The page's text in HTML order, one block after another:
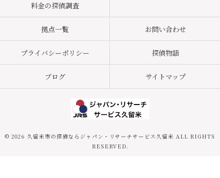
料金の探偵調査
拠点一覧 お問い合わせ
プライバシーポリシー 探偵物語
ブログ サイトマップ
© 2026 久留米市の探偵ならジャパン・リサーチサービス久留米 ALL RIGHTS
RESERVED.